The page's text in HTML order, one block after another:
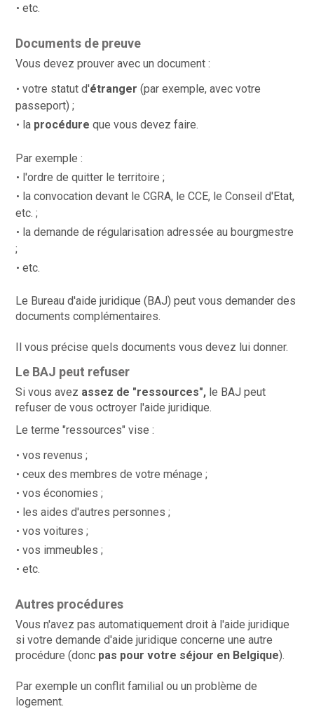
etc.
Documents de preuve
Vous devez prouver avec un document :
votre statut d'étranger (par exemple, avec votre
passeport) ;
la procédure que vous devez faire.
Par exemple :
l'ordre de quitter le territoire ;
la convocation devant le CGRA, le CCE, le Conseil d'Etat,
etc. ;
la demande de régularisation adressée au bourgmestre
;
etc.
Le Bureau d'aide juridique (BAJ) peut vous demander des
documents complémentaires.
Il vous précise quels documents vous devez lui donner.
Le BAJ peut refuser
Si vous avez assez de "ressources", le BAJ peut
refuser de vous octroyer l'aide juridique.
Le terme "ressources" vise :
vos revenus ;
ceux des membres de votre ménage ;
vos économies ;
les aides d'autres personnes ;
vos voitures ;
vos immeubles ;
etc.
Autres procédures
Vous n'avez pas automatiquement droit à l'aide juridique
si votre demande d'aide juridique concerne une autre
procédure (donc pas pour votre séjour en Belgique).
Par exemple un conflit familial ou un problème de
logement.